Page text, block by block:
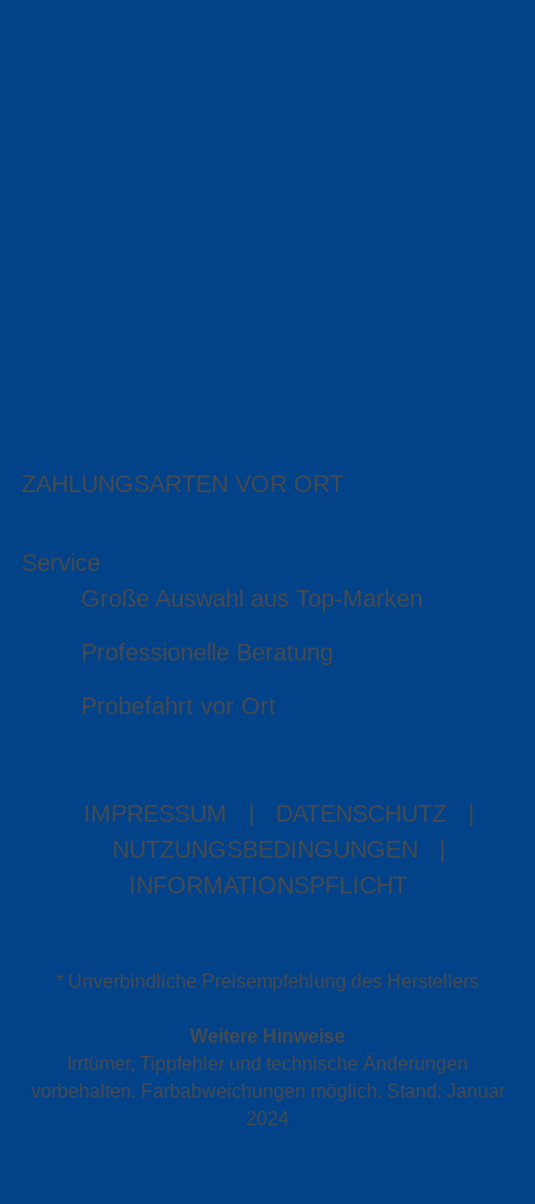
ZAHLUNGSARTEN VOR ORT
Service
Große Auswahl aus Top-Marken
Professionelle Beratung
Probefahrt vor Ort
IMPRESSUM DATENSCHUTZ
NUTZUNGSBEDINGUNGEN
INFORMATIONSPFLICHT
* Unverbindliche Preisempfehlung des Herstellers
Weitere Hinweise
Irrtümer, Tippfehler und technische Änderungen
vorbehalten. Farbabweichungen möglich. Stand: Januar
2024